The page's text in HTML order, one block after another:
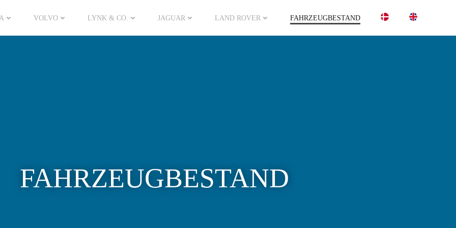
VOLVO LYNK & CO. JAGUAR LAND ROVER FAHRZEUGBESTAND
FAHRZEUGBESTAND